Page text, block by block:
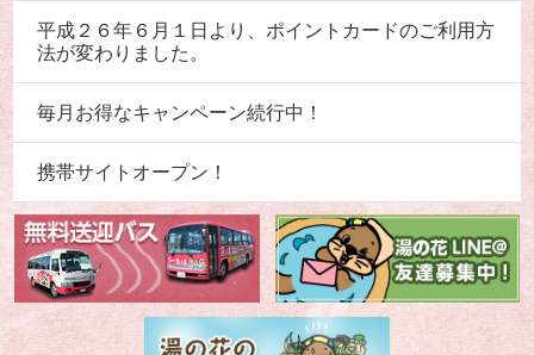
平成２６年６月１日より、ポイントカードのご利用方
法が変わりました。
毎月お得なキャンペーン続行中！
携帯サイトオープン！